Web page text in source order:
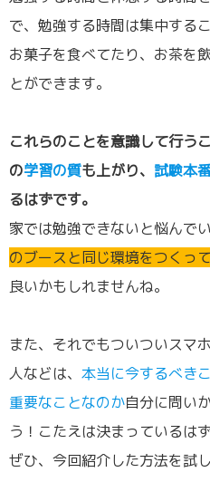
で、勉強する時間は集中する
お菓子を食べてたり、お茶を
とができます。
これらのことを意識して行う
の学習の質も上がり、 試験本
るはずです。
家では勉強できないと悩んでい
のブースと同じ環境をつくっ
良いかもしれませんね。
また、それでもついついスマ
人などは、 本当に今するべき
重要なことなのか自分に問い
う！こたえは決まっているはず
ぜひ、今回紹介した方法を試